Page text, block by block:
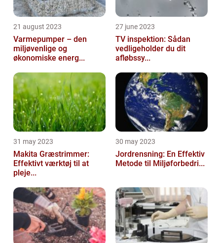
21 august 2023
Varmepumper – den
miljøvenlige og
økonomiske energ...
27 june 2023
TV inspektion: Sådan
vedligeholder du dit
afløbssy...
31 may 2023
Makita Græstrimmer:
Effektivt værktøj til at
pleje...
30 may 2023
Jordrensning: En Effektiv
Metode til Miljøforbedri...